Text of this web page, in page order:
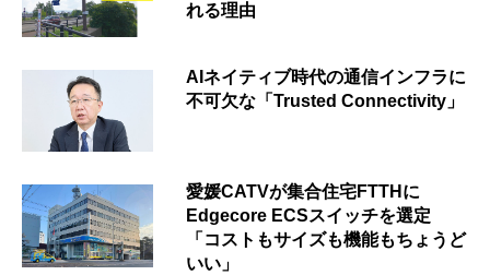
れる理由
AIネイティブ時代の通信インフラに
不可欠な「Trusted Connectivity」
愛媛CATVが集合住宅FTTHに
Edgecore ECSスイッチを選定
「コストもサイズも機能もちょうど
いい」